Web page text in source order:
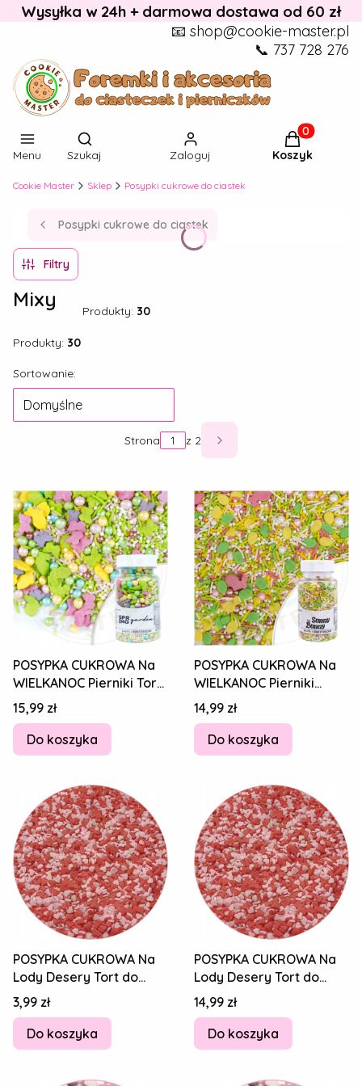
Wysyłka w 24h + darmowa dostawa od 60 zł
📧 shop@cookie-master.pl
📞 737 728 276
Menu
Otwórz wyszukiwarkę
Szukaj Zaloguj
Produkty w
Koszyk
Cookie Master Sklep Posypki cukrowe do ciastek
Posypki cukrowe do ciastek
Filtry
Mixy Produkty: 30
Produkty: 30
Lista produktów
Sortowanie:
Domyślne
Strona z 2 Następne produkty
POSYPKA CUKROWA Na
WIELKANOC Pierniki Tort
PEARLS SPRING GARDEN
MIX 70g
Cena
15,99 zł
Do koszyka
POSYPKA CUKROWA Na
WIELKANOC Pierniki
Deser Tort PEARLS
SUNNY BUNNY MIX 60g
Cena
14,99 zł
Do koszyka
POSYPKA CUKROWA Na
Lody Desery Tort do
Lodów SERDUSZKA
MICRO MIX 3-4mm 20g
Cena
3,99 zł
Do koszyka
POSYPKA CUKROWA Na
Lody Desery Tort do
Lodów SERDUSZKA
MICRO MIX 3-4mm 100g
Cena
14,99 zł
Do koszyka